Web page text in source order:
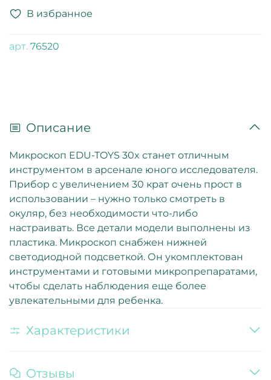
В избранное
арт. 76520
Описание
Микроскоп EDU-TOYS 30x станет отличным
инструментом в арсенале юного исследователя.
Прибор с увеличением 30 крат очень прост в
использовании – нужно только смотреть в
окуляр, без необходимости что-либо
настраивать. Все детали модели выполнены из
пластика. Микроскоп снабжен нижней
светодиодной подсветкой. Он укомплектован
инструментами и готовыми микропрепаратами,
чтобы сделать наблюдения еще более
увлекательными для ребенка.
Характеристики
Отзывы